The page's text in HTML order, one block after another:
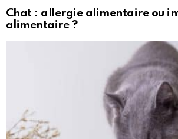
Chat : allergie alimentaire ou
alimentaire ?